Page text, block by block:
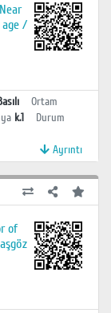
/
Ortam
k.1
Durum
Ayrıntı
of